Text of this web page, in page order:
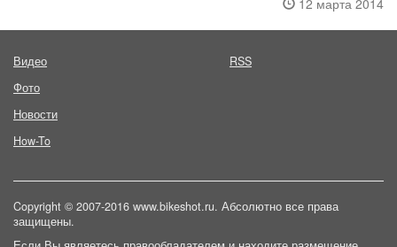
12 марта 2014
Видео
Фото
Новости
How-To
RSS
Copyright © 2007-2016 www.bikeshot.ru. Абсолютно все права
защищены.